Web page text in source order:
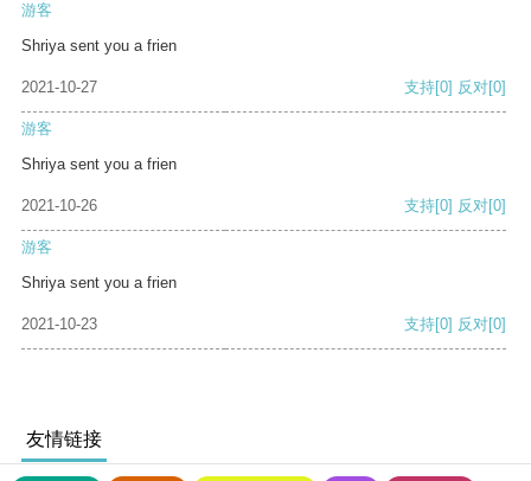
游客
Shriya sent you a frien
2021-10-27 支持[0] 反对[0]
游客
Shriya sent you a frien
2021-10-26 支持[0] 反对[0]
游客
Shriya sent you a frien
2021-10-23 支持[0] 反对[0]
友情链接